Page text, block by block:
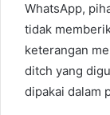
WhatsApp,
tidak
keterangan
ditch yang
dipakai dalam